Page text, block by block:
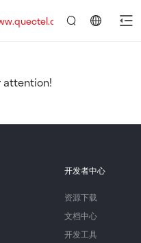
attention!
开发者中心
资源下载
文档中心
开发工具